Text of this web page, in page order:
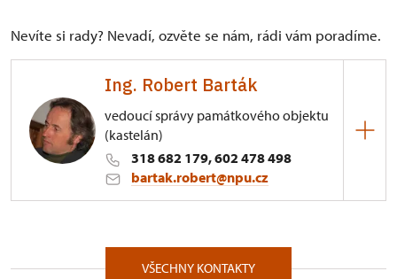
Nevíte si rady? Nevadí, ozvěte se nám, rádi vám poradíme.
Ing. Robert Barták
vedoucí správy památkového objektu
(kastelán)
318 682 179, 602 478 498
bartak.robert@npu.cz
Zámecký obvod 24/, Březnice 26272
VŠECHNY KONTAKTY